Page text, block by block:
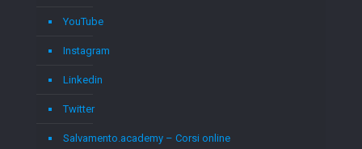
YouTube
Instagram
Linkedin
Twitter
Salvamento.academy – Corsi online